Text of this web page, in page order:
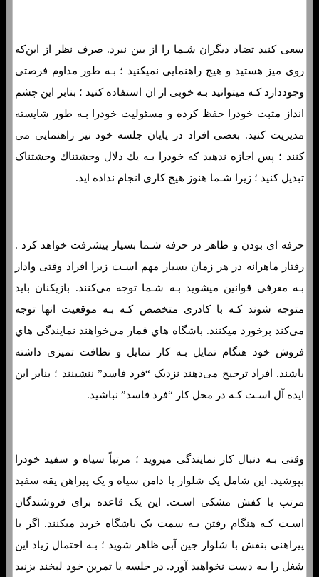
سعی کنید تضاد دیگران شـما را از بین نبرد. صرف نظر از این‌که
روی میز هستید و هیچ راهنمایی نمیکنید ؛ بـه طور مداوم فرصتی
وجوددارد کـه میتوانید بـه خوبی از ان استفاده کنید ؛ بنابر این چشم
انداز مثبت خودرا حفظ کرده و مسئولیت خودرا بـه طور شایسته
مدیریت کنید. بعضي افراد در پايان جلسه خود نيز راهنمايي مي
كنند ؛ پس اجازه ندهيد كه خودرا بـه يك دلال وحشتناك وحشتناک
تبديل كنيد ؛ زيرا شـما هنوز هيچ كاري انجام نداده ايد.
حرفه اي بودن و ظاهر در حرفه شـما بسیار پیشرفت خواهد کرد .
رفتار ماهرانه در هر زمان بسیار مهم اسـت زیرا افراد وقتی وادار
بـه معرفی قوانین میشوید بـه شـما توجه می‌کنند. بازیکنان باید
متوجه شوند کـه با کادری متخصص کـه بـه موقعیت انها توجه
می‌کند برخورد میکنند. باشگاه هاي‌ قمار می‌خواهند نمایندگی هاي‌
فروش خود هنگام تمایل بـه کار تمایل و نظافت تمیزی داشته
باشند. افراد ترجیح می‌دهند نزدیک “فرد فاسد” ننشینند ؛ بنابر این
ایده آل اسـت کـه در محل کار “فرد فاسد” نباشید.
وقتی بـه دنبال کار نمایندگی میروید ؛ مرتباً سیاه و سفید خودرا
بپوشید. این شامل یک شلوار یا دامن سیاه و یک پیراهن یقه سفید
مرتب با کفش مشکی اسـت. این یک قاعده برای فروشندگان
اسـت کـه هنگام رفتن بـه سمت یک باشگاه خرید میکنند. اگر با
پیراهنی بنفش با شلوار جین آبی ظاهر شوید ؛ بـه احتمال زیاد این
شغل را بـه دست نخواهید آورد. در جلسه یا تمرین خود لبخند بزنید